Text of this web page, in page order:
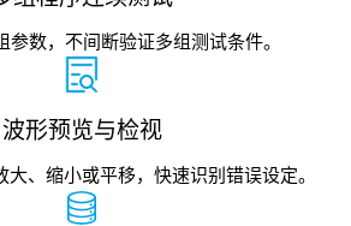
参数，不间断验证多组测试条件。
波形预览与检视
大、缩小或平移，快速识别错误设定。